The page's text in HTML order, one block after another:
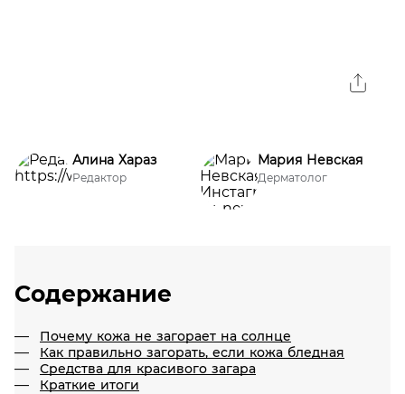
Алина Хараз
Редактор
Мария Невская
Дерматолог
Содержание
Почему кожа не загорает на солнце
Как правильно загорать, если кожа бледная
Средства для красивого загара
Краткие итоги